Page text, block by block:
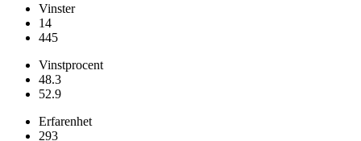
Vinster
14
445
Vinstprocent
48.3
52.9
Erfarenhet
293